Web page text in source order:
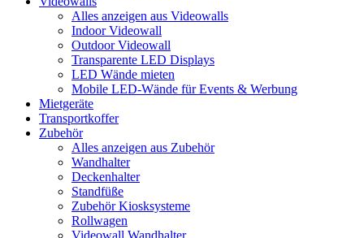
Alles anzeigen aus Videowalls
Indoor Videowall
Outdoor Videowall
Transparente LED Displays
LED Wände mieten
Mobile LED-Wände für Events & Werbung
Mietgeräte
Transportkoffer
Zubehör
Alles anzeigen aus Zubehör
Wandhalter
Deckenhalter
Standfüße
Zubehör Kiosksysteme
Rollwagen
Videowall Wandhalter